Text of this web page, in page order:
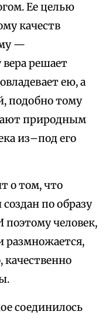
Ее целью
качеств
—
решает
ею, а
подобно тому
природным
из–под его
о том, что
по образу
поэтому человек,
размножается,
качественно
соединилось